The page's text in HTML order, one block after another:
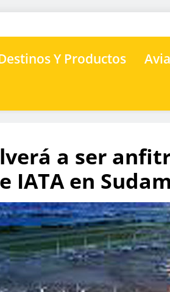
Y Productos
a ser
IATA en